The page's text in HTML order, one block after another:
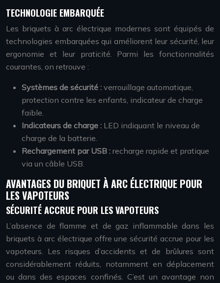
TECHNOLOGIE EMBARQUÉE
Les briquets à arc électrique modernes sont équipés de
technologies embarquées qui améliorent leur sécurité, leur
ergonomie et leur praticité. Parmi les fonctionnalités
courantes, on retrouve :
Systèmes de sécurité : verrouillage automatique,
protection contre les enfants, indicateur de charge
faible.
Indicateurs de charge : LED indiquant le niveau de
charge de la batterie.
Rechargement par USB : recharge rapide et pratique
via un câble USB.
AVANTAGES DU BRIQUET À ARC ÉLECTRIQUE POUR
LES VAPOTEURS
SÉCURITÉ ACCRUE POUR LES VAPOTEURS
L’absence de flamme et de gaz inflammable dans les
briquets à arc électrique offre une sécurité accrue pour les
vapoteurs. Les risques d’accidents et de brûlures sont
considérablement réduits, notamment en déplacement
ou dans des espaces confinés. C’est un avantage non